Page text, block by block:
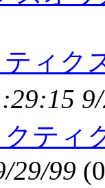
ティク
クティ
29/99 (